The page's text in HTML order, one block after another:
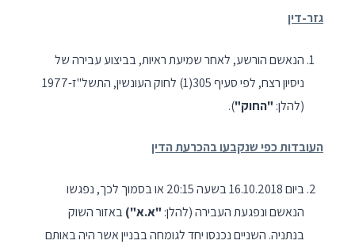
גזר-דין
הנאשם הורשע, לאחר שמיעת ראיות, בביצוע עבירה של
ניסיון רצח, לפי סעיף 305(1) לחוק העונשין, התשל"ז-1977
(להלן: "החוק").
העובדות כפי שנקבעו בהכרעת הדין
ביום 16.10.2018 בשעה 20:15 או בסמוך לכך, נפגשו
הנאשם ונפגעת העבירה (להלן: "א.א")באזור השוק
בנתניה. השניים נכנסו יחד לגומחה בבניין אשר היה באותם